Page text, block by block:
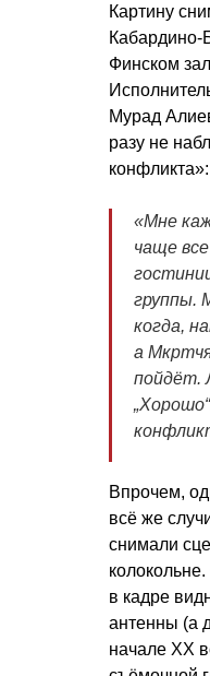
Картину
Кабардино-
Финском
Мурад
разу не
конфликта»:
«Мне
чаще
группы.
когда,
а
пойдёт.
Впрочем,
всё же
снимали
в кадре
антенны (а
начале ХХ